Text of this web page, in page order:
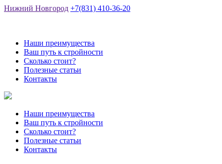
Нижний Новгород +7(831) 410-36-20
Наши преимущества
Ваш путь к стройности
Сколько стоит?
Полезные статьи
Контакты
Наши преимущества
Ваш путь к стройности
Сколько стоит?
Полезные статьи
Контакты